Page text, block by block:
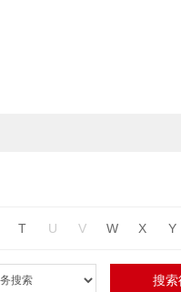
T U V W X Y